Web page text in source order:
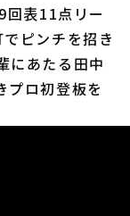
表11点リー
ピンチを招き
にあたる田中
プロ初登板を